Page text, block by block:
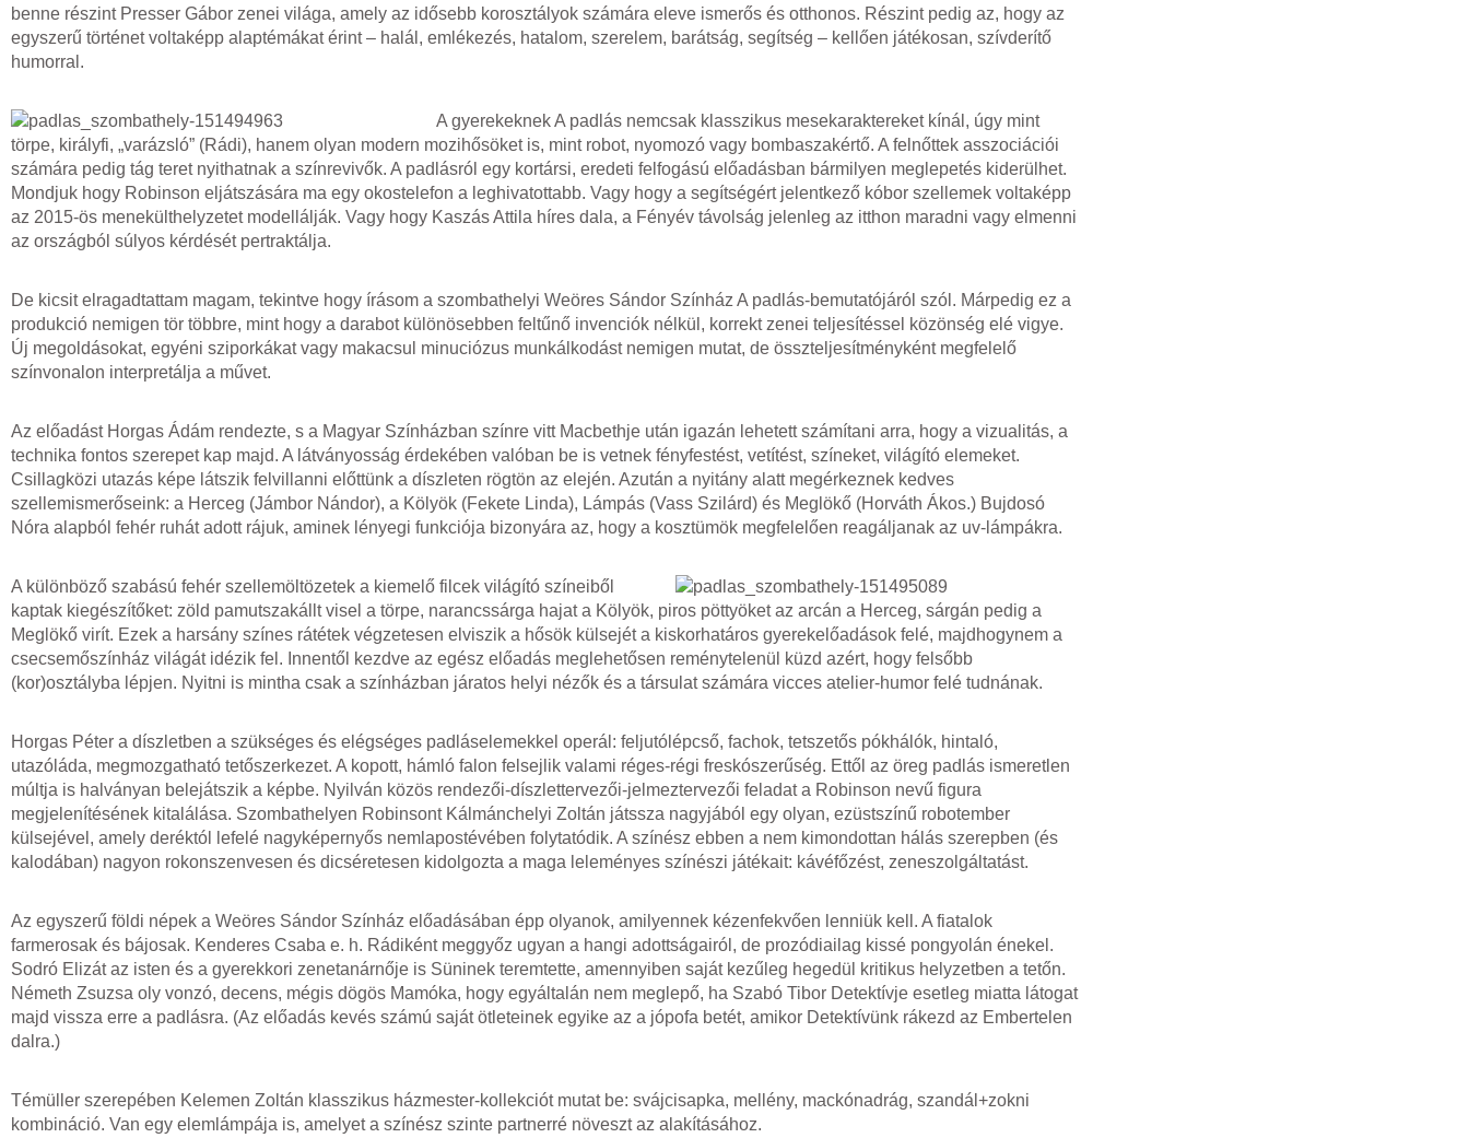
benne részint Presser Gábor zenei világa, amely az idősebb korosztályok számára eleve ismerős és otthonos. Részint pedig az, hogy az
egyszerű történet voltaképp alaptémákat érint – halál, emlékezés, hatalom, szerelem, barátság, segítség – kellően játékosan, szívderítő
humorral.
A gyerekeknek A padlás nemcsak klasszikus mesekaraktereket kínál, úgy mint
törpe, királyfi, „varázsló” (Rádi), hanem olyan modern mozihősöket is, mint robot, nyomozó vagy bombaszakértő. A felnőttek asszociációi
számára pedig tág teret nyithatnak a színrevivők. A padlásról egy kortársi, eredeti felfogású előadásban bármilyen meglepetés kiderülhet.
Mondjuk hogy Robinson eljátszására ma egy okostelefon a leghivatottabb. Vagy hogy a segítségért jelentkező kóbor szellemek voltaképp
az 2015-ös menekülthelyzetet modellálják. Vagy hogy Kaszás Attila híres dala, a Fényév távolság jelenleg az itthon maradni vagy elmenni
az országból súlyos kérdését pertraktálja.
De kicsit elragadtattam magam, tekintve hogy írásom a szombathelyi Weöres Sándor Színház A padlás-bemutatójáról szól. Márpedig ez a
produkció nemigen tör többre, mint hogy a darabot különösebben feltűnő invenciók nélkül, korrekt zenei teljesítéssel közönség elé vigye.
Új megoldásokat, egyéni sziporkákat vagy makacsul minuciózus munkálkodást nemigen mutat, de összteljesítményként megfelelő
színvonalon interpretálja a művet.
Az előadást Horgas Ádám rendezte, s a Magyar Színházban színre vitt Macbethje után igazán lehetett számítani arra, hogy a vizualitás, a
technika fontos szerepet kap majd. A látványosság érdekében valóban be is vetnek fényfestést, vetítést, színeket, világító elemeket.
Csillagközi utazás képe látszik felvillanni előttünk a díszleten rögtön az elején. Azután a nyitány alatt megérkeznek kedves
szellemismerőseink: a Herceg (Jámbor Nándor), a Kölyök (Fekete Linda), Lámpás (Vass Szilárd) és Meglökő (Horváth Ákos.) Bujdosó
Nóra alapból fehér ruhát adott rájuk, aminek lényegi funkciója bizonyára az, hogy a kosztümök megfelelően reagáljanak az uv-lámpákra.
A különböző szabású fehér szellemöltözetek a kiemelő filcek világító színeiből
kaptak kiegészítőket: zöld pamutszakállt visel a törpe, narancssárga hajat a Kölyök, piros pöttyöket az arcán a Herceg, sárgán pedig a
Meglökő virít. Ezek a harsány színes rátétek végzetesen elviszik a hősök külsejét a kiskorhatáros gyerekelőadások felé, majdhogynem a
csecsemőszínház világát idézik fel. Innentől kezdve az egész előadás meglehetősen reménytelenül küzd azért, hogy felsőbb
(kor)osztályba lépjen. Nyitni is mintha csak a színházban járatos helyi nézők és a társulat számára vicces atelier-humor felé tudnának.
Horgas Péter a díszletben a szükséges és elégséges padláselemekkel operál: feljutólépcső, fachok, tetszetős pókhálók, hintaló,
utazóláda, megmozgatható tetőszerkezet. A kopott, hámló falon felsejlik valami réges-régi freskószerűség. Ettől az öreg padlás ismeretlen
múltja is halványan belejátszik a képbe. Nyilván közös rendezői-díszlettervezői-jelmeztervezői feladat a Robinson nevű figura
megjelenítésének kitalálása. Szombathelyen Robinsont Kálmánchelyi Zoltán játssza nagyjából egy olyan, ezüstszínű robotember
külsejével, amely deréktól lefelé nagyképernyős nemlapostévében folytatódik. A színész ebben a nem kimondottan hálás szerepben (és
kalodában) nagyon rokonszenvesen és dicséretesen kidolgozta a maga leleményes színészi játékait: kávéfőzést, zeneszolgáltatást.
Az egyszerű földi népek a Weöres Sándor Színház előadásában épp olyanok, amilyennek kézenfekvően lenniük kell. A fiatalok
farmerosak és bájosak. Kenderes Csaba e. h. Rádiként meggyőz ugyan a hangi adottságairól, de prozódiailag kissé pongyolán énekel.
Sodró Elizát az isten és a gyerekkori zenetanárnője is Süninek teremtette, amennyiben saját kezűleg hegedül kritikus helyzetben a tetőn.
Németh Zsuzsa oly vonzó, decens, mégis dögös Mamóka, hogy egyáltalán nem meglepő, ha Szabó Tibor Detektívje esetleg miatta látogat
majd vissza erre a padlásra. (Az előadás kevés számú saját ötleteinek egyike az a jópofa betét, amikor Detektívünk rákezd az Embertelen
dalra.)
Témüller szerepében Kelemen Zoltán klasszikus házmester-kollekciót mutat be: svájcisapka, mellény, mackónadrág, szandál+zokni
kombináció. Van egy elemlámpája is, amelyet a színész szinte partnerré növeszt az alakításához.